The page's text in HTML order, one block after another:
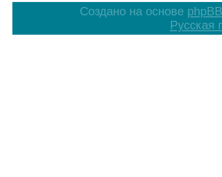
Создано на основе phpBB
Русская